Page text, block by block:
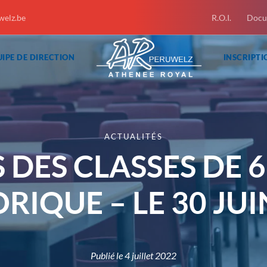
R.O.I.
DE DIRECTION
ACTUALITÉS
CLASSES DE
– LE 30
Publié le4 juillet 2022